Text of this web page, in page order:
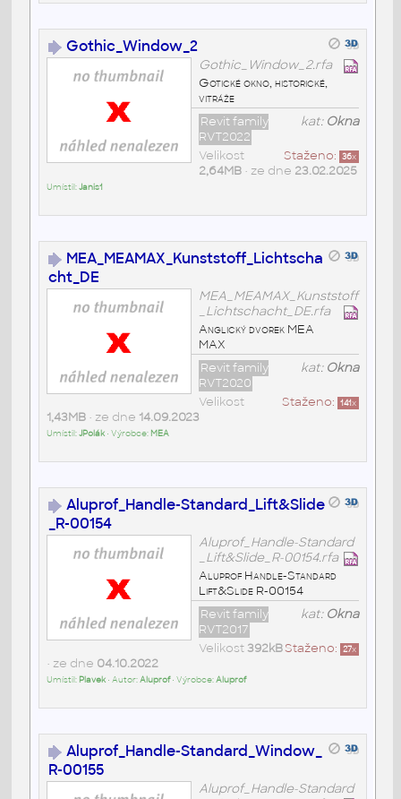
Gothic_Window_2
Gothic_Window_2.rfa
Gotické okno, historické,
vitráže
kat: Okna
Revit family
RVT2022
Staženo: 36x
Velikost
2,64MB• ze dne 23.02.2025
Umístil:Janis1
MEA_MEAMAX_Kunststoff_Lichtscha
cht_DE
MEA_MEAMAX_Kunststoff
_Lichtschacht_DE.rfa
Anglický dvorek MEA
MAX
kat: Okna
Revit family
RVT2020
Staženo: 141x
Velikost
1,43MB• ze dne 14.09.2023
Umístil:JPolák• Výrobce: MEA
Aluprof_Handle-Standard_Lift&Slide
_R-00154
Aluprof_Handle-Standard
_Lift&Slide_R-00154.rfa
Aluprof Handle-Standard
Lift&Slide R-00154
kat: Okna
Revit family
RVT2017
Staženo: 27x
Velikost392kB
• ze dne 04.10.2022
Umístil: Plavek• Autor:Aluprof• Výrobce:Aluprof
Aluprof_Handle-Standard_Window_
R-00155
Aluprof_Handle-Standard